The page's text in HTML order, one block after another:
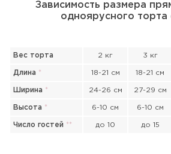
Зависимость размера
одноярусного торта
Вес торта 2 кг 3 кг
Длина * 18-21 см 18-21 см
Ширина * 24-26 см 27-29 см
Высота * 6-10 см 6-10 см
Число гостей ** до 10 до 15